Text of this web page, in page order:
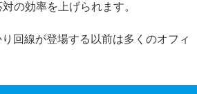
の効率を上げられます。
回線が登場する以前は多くのオフィ